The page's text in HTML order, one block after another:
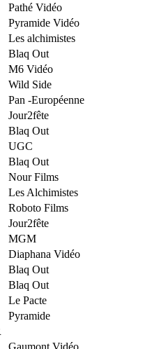
Pathé Vidéo
Pyramide Vidéo
Les alchimistes
Blaq Out
M6 Vidéo
Wild Side
Pan -Européenne
Jour2fête
Blaq Out
UGC
Blaq Out
Nour Films
Les Alchimistes
Roboto Films
Jour2fête
MGM
Diaphana Vidéo
Blaq Out
Blaq Out
Le Pacte
Pyramide
Gaumont Vidéo